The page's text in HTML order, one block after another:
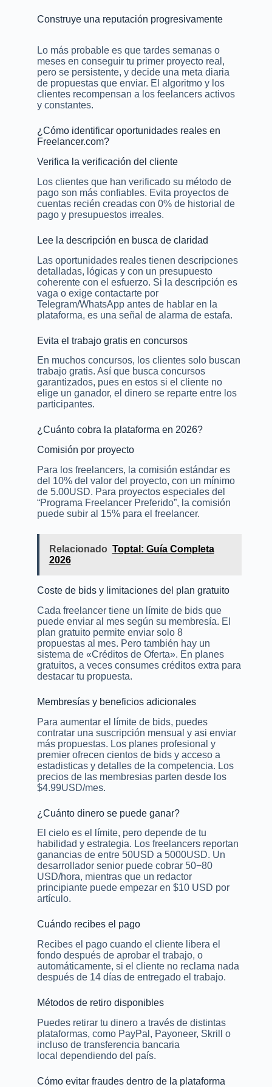
Construye una reputación progresivamente
Lo más probable es que tardes semanas o
meses en conseguir tu primer proyecto real,
pero se persistente, y decide una meta diaria
de propuestas que enviar. El algoritmo y los
clientes recompensan a los feelancers activos
y constantes.
¿Cómo identificar oportunidades reales en
Freelancer.com?
Verifica la verificación del cliente
Los clientes que han verificado su método de
pago son más confiables. Evita proyectos de
cuentas recién creadas con 0% de historial de
pago y presupuestos irreales.
Lee la descripción en busca de claridad
Las oportunidades reales tienen descripciones
detalladas, lógicas y con un presupuesto
coherente con el esfuerzo. Si la descripción es
vaga o exige contactarte por
Telegram/WhatsApp antes de hablar en la
plataforma, es una señal de alarma de estafa.
Evita el trabajo gratis en concursos
En muchos concursos, los clientes solo buscan
trabajo gratis. Así que busca concursos
garantizados, pues en estos si el cliente no
elige un ganador, el dinero se reparte entre los
participantes.
¿Cuánto cobra la plataforma en 2026?
Comisión por proyecto
Para los freelancers, la comisión estándar es
del 10% del valor del proyecto, con un mínimo
de 5.00USD. Para proyectos especiales del
“Programa Freelancer Preferido”, la comisión
puede subir al 15% para el freelancer.
Relacionado Toptal: Guía Completa
2026
Coste de bids y limitaciones del plan gratuito
Cada freelancer tiene un límite de bids que
puede enviar al mes según su membresía. El
plan gratuito permite enviar solo 8
propuestas al mes. Pero también hay un
sistema de «Créditos de Oferta». En planes
gratuitos, a veces consumes créditos extra para
destacar tu propuesta.
Membresías y beneficios adicionales
Para aumentar el límite de bids, puedes
contratar una suscripción mensual y asi enviar
más propuestas. Los planes profesional y
premier ofrecen cientos de bids y acceso a
estadisticas y detalles de la competencia. Los
precios de las membresias parten desde los
$4.99USD/mes.
¿Cuánto dinero se puede ganar?
El cielo es el límite, pero depende de tu
habilidad y estrategia. Los freelancers reportan
ganancias de entre 50USD a 5000USD. Un
desarrollador senior puede cobrar 50−80
USD/hora, mientras que un redactor
principiante puede empezar en $10 USD por
artículo.
Cuándo recibes el pago
Recibes el pago cuando el cliente libera el
fondo después de aprobar el trabajo, o
automáticamente, si el cliente no reclama nada
después de 14 días de entregado el trabajo.
Métodos de retiro disponibles
Puedes retirar tu dinero a través de distintas
plataformas, como PayPal, Payoneer, Skrill o
incluso de transferencia bancaria
local dependiendo del país.
Cómo evitar fraudes dentro de la plataforma